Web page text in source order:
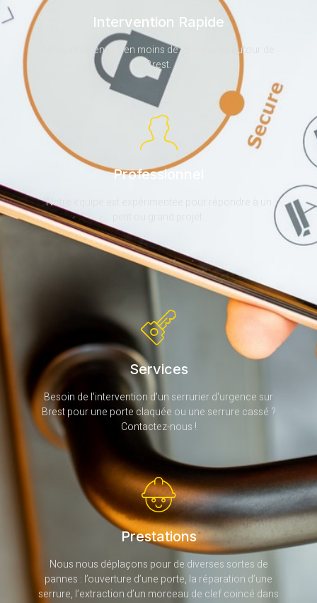
Intervention Rapide
Nous intervenons en moins de 30 minutes autour de
Brest.
Professionnel
Notre équipe est expérimentée pour répondre à un
Services
Besoin de l'intervention d'un serrurier d'urgence sur
Brest pour une porte claquée ou une serrure cassé ?
Contactez-nous !
Prestations
Nous nous déplaçons pour de diverses sortes de
pannes : l’ouverture d’une porte, la réparation d’une
serrure, l’extraction d’un morceau de clef coincé dans